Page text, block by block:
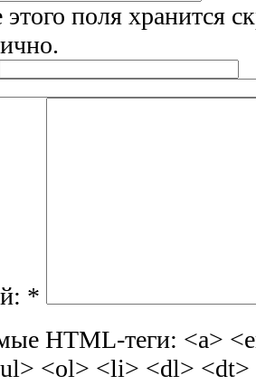
поля хранится
*
HTML-теги: <a>
<ol> <li> <dl> <dt>